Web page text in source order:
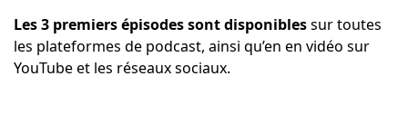
Les 3 premiers épisodes sont disponiblessur toutes
les plateformes de podcast, ainsi qu’en en vidéo sur
YouTube et les réseaux sociaux.